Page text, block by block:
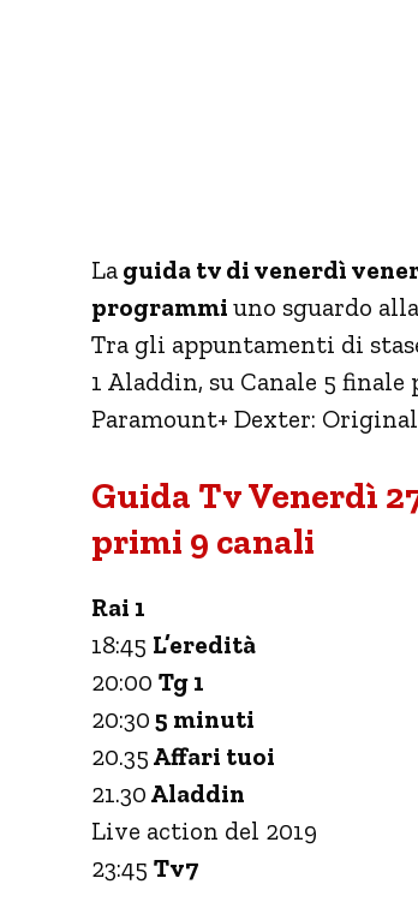
La guida tv di venerdì
programmi uno sguardo
Tra gli appuntamenti di
1 Aladdin, su Canale 5 finale
Paramount+ Dexter:
Guida Tv Venerdì
primi 9 canali
Rai 1
18:45 L’eredità
20:00 Tg 1
20:30 5 minuti
20.35 Affari tuoi
21.30 Aladdin
Live action del 2019
23:45 Tv7